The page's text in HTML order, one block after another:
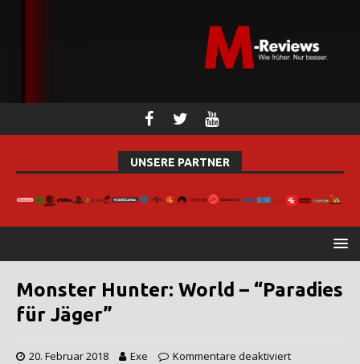
UNSERE PARTNER
Monster Hunter: World – “Paradies
für Jäger”
20. Februar 2018 Exe Kommentare deaktiviert